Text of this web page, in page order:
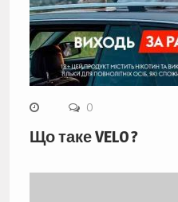
0
Що таке VELO ?